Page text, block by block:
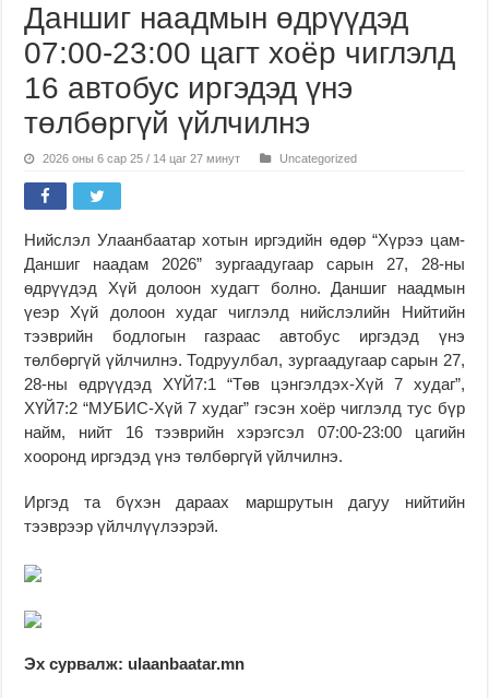
Даншиг наадмын өдрүүдэд
07:00-23:00 цагт хоёр чиглэлд
16 автобус иргэдэд үнэ
төлбөргүй үйлчилнэ
2026 оны 6 сар 25 / 14 цаг 27 минут Uncategorized
Нийслэл Улаанбаатар хотын иргэдийн өдөр “Хүрээ цам-
Даншиг наадам 2026” зургаадугаар сарын 27, 28-ны
өдрүүдэд Хүй долоон худагт болно. Даншиг наадмын
үеэр Хүй долоон худаг чиглэлд нийслэлийн Нийтийн
тээврийн бодлогын газраас автобус иргэдэд үнэ
төлбөргүй үйлчилнэ. Тодруулбал, зургаадугаар сарын 27,
28-ны өдрүүдэд ХҮЙ7:1 “Төв цэнгэлдэх-Хүй 7 худаг”,
ХҮЙ7:2 “МУБИС-Хүй 7 худаг” гэсэн хоёр чиглэлд тус бүр
найм, нийт 16 тээврийн хэрэгсэл 07:00-23:00 цагийн
хооронд иргэдэд үнэ төлбөргүй үйлчилнэ.
Иргэд та бүхэн дараах маршрутын дагуу нийтийн
тээврээр үйлчлүүлээрэй.
Эх сурвалж: ulaanbaatar.mn